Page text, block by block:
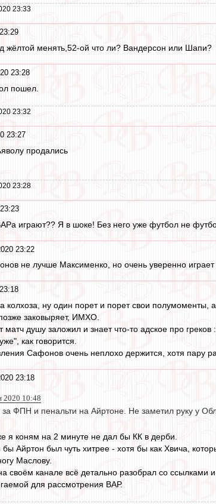
23:33
жёлтой менять,52-ой что ли? Вандерсон или Шапи?
23:28
пошел.
23:32
23:27
продались
23:28
играют?? Я в шоке! Без него уже футбол не
23:22
не лучше Максименко, но очень уверенно
колхоза, ну один порет и порет свои полумоменты,
заковыряет, ИМХО.
душу заложил и знает что-то адское про греков
как говорится.
Сафонов очень неплохо держится, хотя пару
23:18
2020 10:48
ФПН и пенальти на Айртоне. Не заметил руку у
я коням на 2 минуте не дал бы КК в дерби.
Айртон был чуть хитрее - хотя бы как Хвича,
Маслову.
своём канале всё детально разобрал со ссылками
для рассмотрения ВАР.